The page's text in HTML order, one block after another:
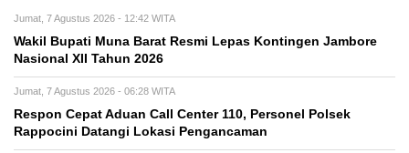
Jumat, 7 Agustus 2026 - 12:42 WITA
Wakil Bupati Muna Barat Resmi Lepas Kontingen Jambore
Nasional XII Tahun 2026
Jumat, 7 Agustus 2026 - 06:28 WITA
Respon Cepat Aduan Call Center 110, Personel Polsek
Rappocini Datangi Lokasi Pengancaman